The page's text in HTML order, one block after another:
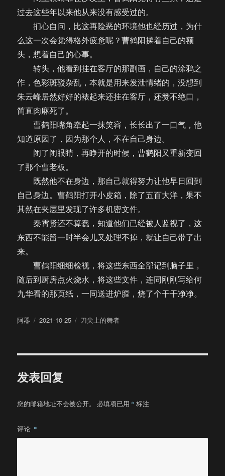
过去这些年以来他从来没有感受过的。
扪心自问，比这再险恶的环境他也经历过，为什
么这一次会觉得格外疲惫呢？曹鹤阳揉着自己的额
头，想着自己的心事。
转头，他看到挂在客厅的那副画，自己的涂鸦之
作，色彩斑驳杂乱，本就是用来发泄情绪的，没想到
朱云峰居然好好的裱起来还挂在客厅，还赞不绝口，
简直肉麻死了。
曹鹤阳嘴角牵起一抹笑容，长长出了一口气，他
知道原因了，因为那个人，不在自己身边。
闭了闭眼睛，再睁开的时候，曹鹤阳又重新变回
了那个曹老板。
既然他不在身边，那自己就得努力让他早日回到
自己身边。曹鹤阳打开小皮箱，除了五百大洋，果不
其然在夹层里发现了许多机密文件。
秦霄贤还不算蠢，知道他们已经被人监视了，这
东西不能留一时半会儿又处理不掉，就让自己带了出
来。
曹鹤阳细细检视，将这些东西全部记到脑子里，
随后到厨房点火烧水，将这些文件，连同刚刚写给何
九华看的那页纸，一同送进炉膛，烧了个干干净净。
作
阿器
发
2021-10-25
分
刀尖上的舞者
发表回复
您的邮箱地址不会被公开。 必填项已用 * 标注
评论 *